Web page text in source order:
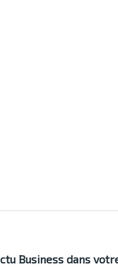
Business dans